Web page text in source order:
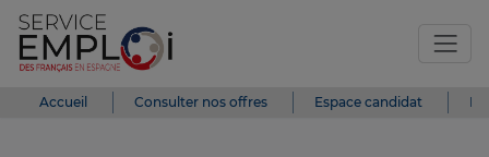
Accueil Consulter nos offres Espace candidat